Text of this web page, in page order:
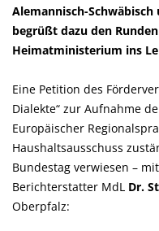
Alemannisch-
begrüßt dazu den
Heimatministerium ins
Eine Petition des
Dialekte“ zur Aufnahme
Europäischer
Haushaltsausschuss
Bundestag verwiesen –
Berichterstatter MdL Dr.
Oberpfalz: